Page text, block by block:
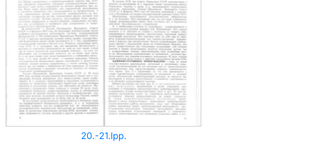
20.-21.lpp.